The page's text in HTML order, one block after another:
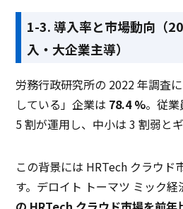
1-3. 導入率と市場動向（
入・大企業主導）
労務行政研究所の 2022 年調査
している」企業は 78.4 %。従
5 割が運用し、中小は 3 割弱と
この背景には HRTech クラウド
す。デロイト トーマツ ミック経